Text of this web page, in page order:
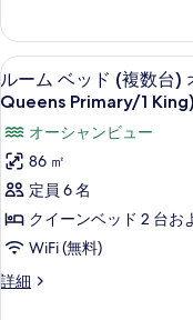
写
真
を
表
示
す
る
バ
ル
コ
ニ
ー
オ
ー
シ
ャ
付
き
バ
ル
コ
ニ
ー
オ
ー
シ
ン
フ
ロ
1
台
バ
ル
コ
ニ
ー
オ
ー
シ
ン
グ
ベ
ッ
台
バ
ル
コ
ー
オ
ー
ル
ー
ム
ベ
ッ
ド
(複
数
14
ルーム ベッド (複数台)
Queens Primary/1 King)
オーシャンビュー
86 ㎡
定員 6 名
クイーンベッド 2 台お
WiFi (無料)
詳細
ル